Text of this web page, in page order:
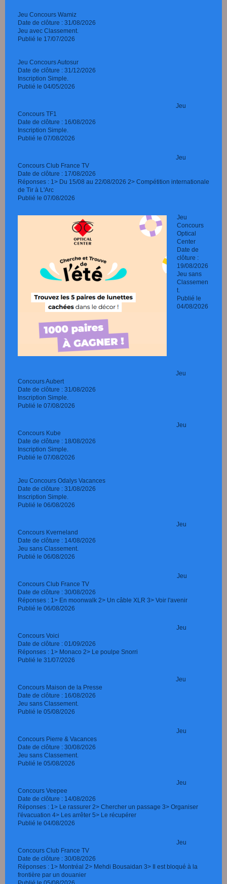
Jeu Concours Wamiz
Date de clôture : 31/08/2026
Jeu avec Classement.
Publié le 17/07/2026
Jeu Concours Autosur
Date de clôture : 31/12/2026
Inscription Simple.
Publié le 04/05/2026
Jeu
Concours TF1
Date de clôture : 16/08/2026
Inscription Simple.
Publié le 07/08/2026
Jeu
Concours Club France TV
Date de clôture : 17/08/2026
Réponses : 1> Du 15/08 au 22/08/2026 2> Compétition internationale
de Tir à L'Arc
Publié le 07/08/2026
Jeu
Concours
Optical
Center
Date de
clôture :
19/08/2026
Jeu sans
Classemen
t.
Publié le
04/08/2026
Jeu
Concours Aubert
Date de clôture : 31/08/2026
Inscription Simple.
Publié le 07/08/2026
Jeu
Concours Kube
Date de clôture : 18/08/2026
Inscription Simple.
Publié le 07/08/2026
Jeu Concours Odalys Vacances
Date de clôture : 31/08/2026
Inscription Simple.
Publié le 06/08/2026
Jeu
Concours Kverneland
Date de clôture : 14/08/2026
Jeu sans Classement.
Publié le 06/08/2026
Jeu
Concours Club France TV
Date de clôture : 30/08/2026
Réponses : 1> En moonwalk 2> Un câble XLR 3> Voir l'avenir
Publié le 06/08/2026
Jeu
Concours Voici
Date de clôture : 01/09/2026
Réponses : 1> Monaco 2> Le poulpe Snorri
Publié le 31/07/2026
Jeu
Concours Maison de la Presse
Date de clôture : 16/08/2026
Jeu sans Classement.
Publié le 05/08/2026
Jeu
Concours Pierre & Vacances
Date de clôture : 30/08/2026
Jeu sans Classement.
Publié le 05/08/2026
Jeu
Concours Veepee
Date de clôture : 14/08/2026
Réponses : 1> Le rassurer 2> Chercher un passage 3> Organiser
l'évacuation 4> Les arrêter 5> Le récupérer
Publié le 04/08/2026
Jeu
Concours Club France TV
Date de clôture : 30/08/2026
Réponses : 1> Montréal 2> Mehdi Bousaidan 3> Il est bloqué à la
frontière par un douanier